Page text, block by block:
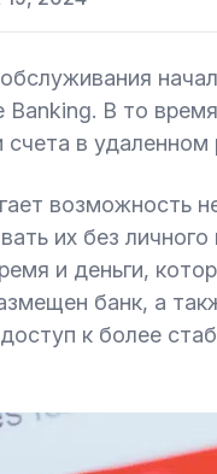
В то
в
возможность
их без
и деньги,
банк, а
к более